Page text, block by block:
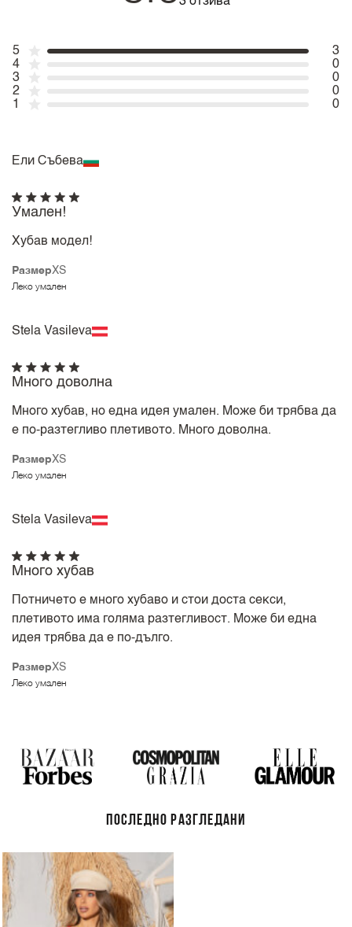
5
3
4
0
3
0
2
0
1
0
Ели Събева
РазмерXS
Леко умален
Умален!
Хубав модел!
Stela Vasileva
РазмерXS
Леко умален
Много доволна
Много хубав, но една идея умален. Може би трябва да
е по-разтегливо плетивото. Много доволна.
Stela Vasileva
РазмерXS
Леко умален
Много хубав
Потничето е много хубаво и стои доста секси,
плетивото има голяма разтегливост. Може би една
идея трябва да е по-дълго.
ПОСЛЕДНО РАЗГЛЕДАНИ